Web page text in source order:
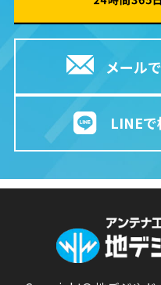
メール
LINE